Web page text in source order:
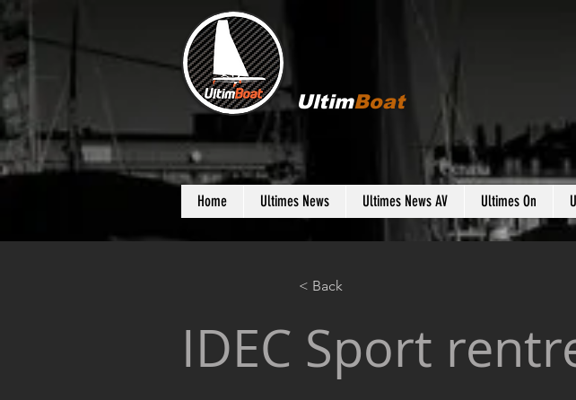
UltimBoat
Home Ultimes News Ultimes News AV Ultimes On
< Back
IDEC Sport